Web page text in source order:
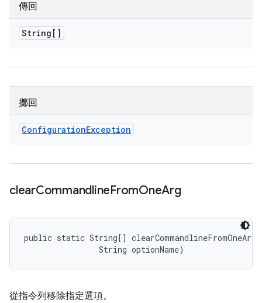
傳回
String[]
擲回
ConfigurationException
clearCommandlineFromOneArg
public static String[]
                String optionName)
從指令列移除指定選項。